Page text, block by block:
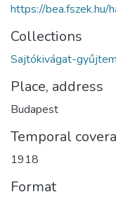
https://
Collections
Sajtókivágat-
Place, address
Budapest
Temporal
1918
Format